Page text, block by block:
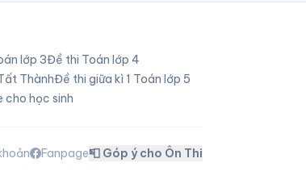
lớp 3Đề thi Toán lớp 4
ThànhĐề thi giữa kì 1 Toán lớp 5
cho học sinh
Fanpage📮 Góp ý cho Ôn Thi